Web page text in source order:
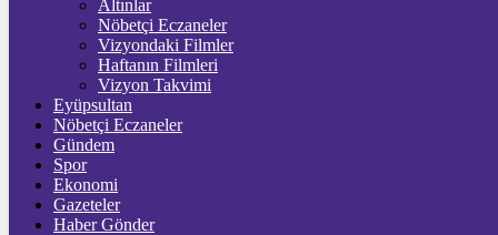
ETHEREUM
TETHER
Altınlar
Nöbetçi Eczaneler
Vizyondaki Filmler
Haftanın Filmleri
Vizyon Takvimi
Eyüpsultan
Nöbetçi Eczaneler
Gündem
Spor
Ekonomi
Gazeteler
Haber Gönder
20:37 / CHP EYÜPSULTAN İLÇE ÖRGÜTÜ ÜYELERİ